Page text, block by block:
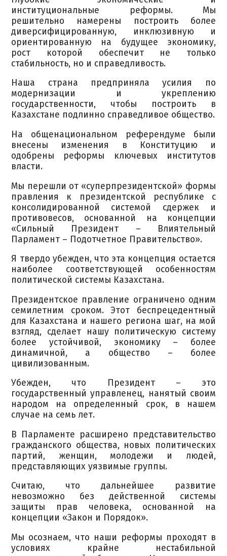
институциональные реформы. Мы
решительно намерены построить более
диверсифицированную, инклюзивную и
ориентированную на будущее экономику,
рост которой обеспечит не только
стабильность, но и справедливость.
Наша страна предприняла усилия по
модернизации и укреплению
государственности, чтобы построить в
Казахстане подлинно справедливое общество.
На общенациональном референдуме были
внесены изменения в Конституцию и
одобрены реформы ключевых институтов
власти.
Мы перешли от «суперпрезидентской» формы
правления к президентской республике с
консолидированной системой сдержек и
противовесов, основанной на концепции
«Сильный Президент – Влиятельный
Парламент – Подотчетное Правительство».
Я твердо убежден, что эта концепция остается
наиболее соответствующей особенностям
политической системы Казахстана.
Президентское правление ограничено одним
семилетним сроком. Этот беспрецедентный
для Казахстана и нашего региона шаг, на мой
взгляд, сделает нашу политическую систему
более устойчивой, экономику – более
динамичной, а общество – более
цивилизованным.
Убежден, что Президент – это
государственный управленец, нанятый своим
народом на определенный срок, в нашем
случае на семь лет.
В Парламенте расширено представительство
гражданского общества, новых политических
партий, женщин, молодежи и людей,
представляющих уязвимые группы.
Считаю, что дальнейшее развитие
невозможно без действенной системы
защиты прав человека, основанной на
концепции «Закон и Порядок».
Мы осознаем, что наши реформы проходят в
условиях крайне нестабильной